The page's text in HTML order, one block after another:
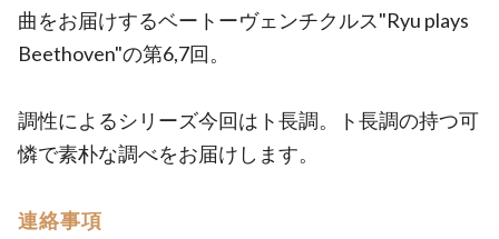
曲をお届けするベートーヴェンチクルス"Ryu plays
Beethoven"の第6,7回。
調性によるシリーズ今回はト長調。ト長調の持つ可
憐で素朴な調べをお届けします。
連絡事項